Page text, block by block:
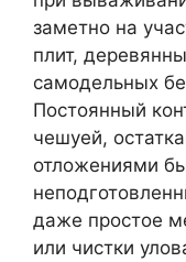
заметно на
плит,
самодельных
Постоянный
чешуей,
отложениями
даже простое
или чистки